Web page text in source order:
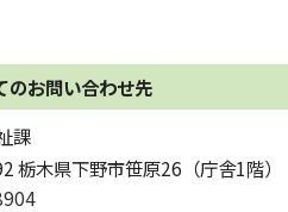
のお問い合わせ先
課
栃木県下野市笹原26（庁舎1階）